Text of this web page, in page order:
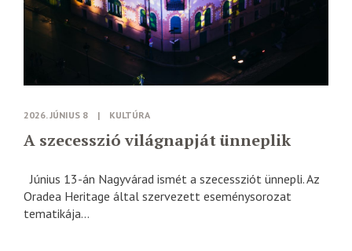
2026. JÚNIUS 8 | KULTÚRA
A szecesszió világnapját ünneplik
Június 13-án Nagyvárad ismét a szecessziót ünnepli. Az
Oradea Heritage által szervezett eseménysorozat
tematikája...